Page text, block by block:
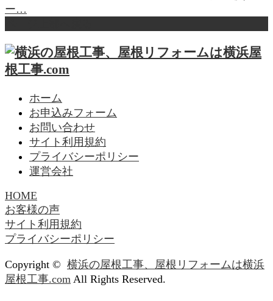
ー…
ホーム
お申込みフォーム
お問い合わせ
サイト利用規約
プライバシーポリシー
運営会社
HOME
お客様の声
サイト利用規約
プライバシーポリシー
Copyright © 横浜の屋根工事、屋根リフォームは横浜
屋根工事.com All Rights Reserved.